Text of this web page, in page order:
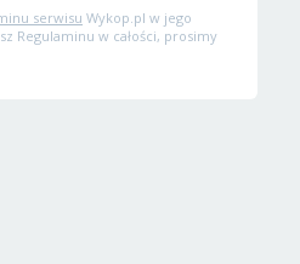
serwisu Wykop.pl w jego
Regulaminu w całości, prosimy